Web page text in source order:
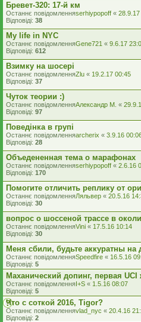
Бревет-320: 17-й км
Останнє повідомленняserhiypopoff «
Відповіді: 38
My life in NYC
Останнє повідомленняGene721 « 9.6.17
Відповіді: 612
Взимку на шосері
Останнє повідомленняZlu « 19.2.17 00:45
Відповіді: 37
Чуток теории :)
Останнє повідомленняАлександр М. «
Відповіді: 97
Поведінка в групі
Останнє повідомленняarcherix « 3.9.16
Відповіді: 28
Объедененная тема о марафонах
Останнє повідомленняserhiypopoff « 2.6.16
Відповіді: 170
Помогите отличить реплику от
Останнє повідомленняЛяльвер « 20.5.16
Відповіді: 30
вопрос о шоссеной трассе в
Останнє повідомленняVini « 17.5.16 10:14
Відповіді: 30
Меня сбили, будьте аккуратны на
Останнє повідомленняSpeedfire « 16.5.16
Відповіді: 5
Маханический допинг, первая UCI
Останнє повідомленняI+S « 1.5.16 08:07
Відповіді: 5
Что с соткой 2016, Tigor?
Останнє повідомленняvlad_nyc « 20.4.16
Відповіді: 2